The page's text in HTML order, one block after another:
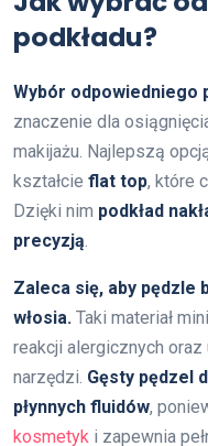
podkładu?
Wybór odpowiedniego
znaczenie dla
makijażu. Najlepszą
kształcie flat top, które
Dzięki nim podkład
precyzją.
Zaleca się, aby pędzle
włosia. Taki materiał
reakcji alergicznych
narzędzi. Gęsty pędzel
płynnych fluidów,
kosmetyk i zapewnia